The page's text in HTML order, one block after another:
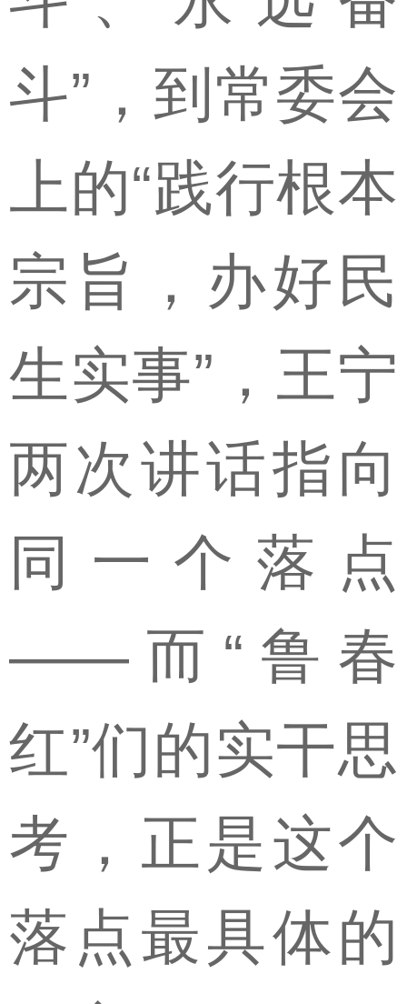
斗”，到常委会
上的“践行根本
宗旨，办好民
生实事”，王宁
两次讲话指向
同一个落点
——而“鲁春
红”们的实干思
考，正是这个
落点最具体的